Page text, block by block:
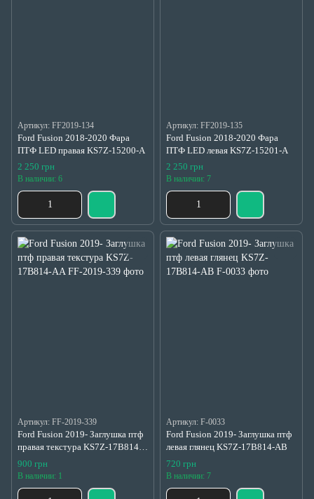
Артикул: FF2019-134
Ford Fusion 2018-2020 Фара
ПТФ LED правая KS7Z-15200-A
2 250 грн
В наличии: 6
Артикул: FF2019-135
Ford Fusion 2018-2020 Фара
ПТФ LED левая KS7Z-15201-A
2 250 грн
В наличии: 7
Артикул: FF-2019-339
Ford Fusion 2019- Заглушка птф
правая текстура KS7Z-17B814-
AA
900 грн
В наличии: 1
Артикул: F-0033
Ford Fusion 2019- Заглушка птф
левая глянец KS7Z-17B814-AB
720 грн
В наличии: 7